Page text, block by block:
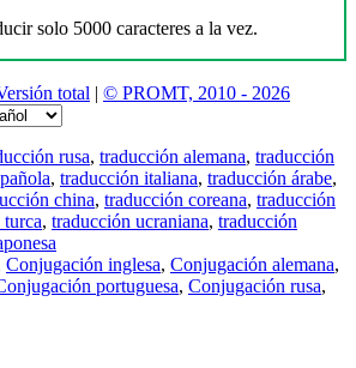
solo 5000 caracteres a la vez.
total | © PROMT, 2010 - 2026
rusa, traducción alemana, traducción
, traducción italiana, traducción árabe,
china, traducción coreana, traducción
, traducción ucraniana, traducción
Conjugación inglesa, Conjugación alemana,
portuguesa, Conjugación rusa,